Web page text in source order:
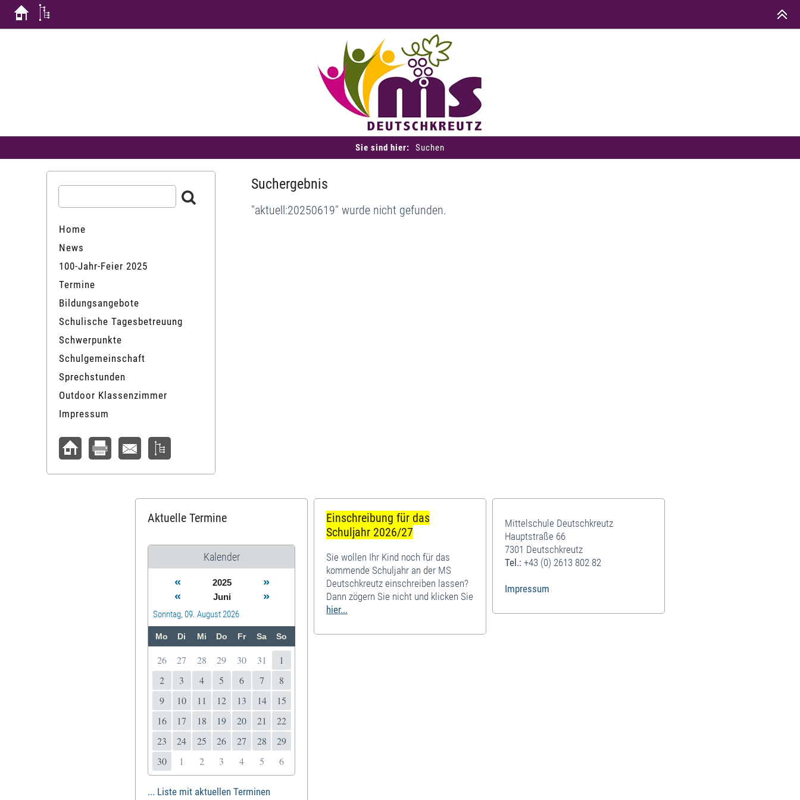
Sie sind hier: Suchen
Suchergebnis
"aktuell:20250619" wurde nicht gefunden.
Home
News
100-Jahr-Feier 2025
Termine
Bildungsangebote
Schulische Tagesbetreuung
Schwerpunkte
Schulgemeinschaft
Sprechstunden
Outdoor Klassenzimmer
Impressum
Aktuelle Termine
Kalender
« 2025
»
«
Juni »
Sonntag, 09. August 2026
Mo Di Mi Do Fr Sa So
26 27 28 29 30 31
1
2
3 4 5 6 7
8
9
10 11 12 13 14
15
16
17 18 19 20 21
22
23
24 25 26 27 28
29
30
1 2 3 4 5 6
... Liste mit aktuellen Terminen
Einschreibung für das
Schuljahr 2026/27
Sie wollen Ihr Kind noch für das
kommende Schuljahr an der MS
Deutschkreutz einschreiben lassen?
Dann zögern Sie nicht und klicken Sie
hier...
Mittelschule Deutschkreutz
Hauptstraße 66
7301 Deutschkreutz
Tel.: +43 (0) 2613 802 82
Impressum